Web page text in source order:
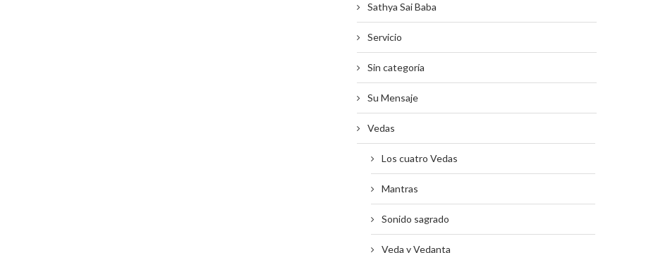
Sathya Sai Baba
Servicio
Sin categoría
Su Mensaje
Vedas
Los cuatro Vedas
Mantras
Sonido sagrado
Veda y Vedanta